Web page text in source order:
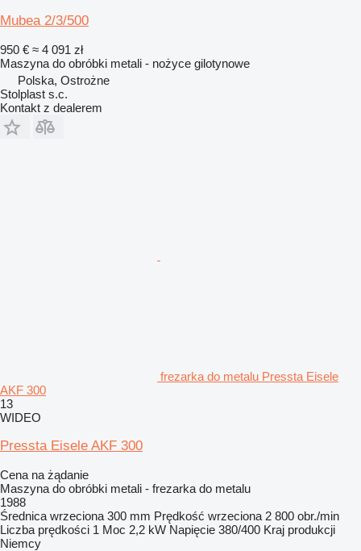
Mubea 2/3/500
950 € ≈ 4 091 zł
Maszyna do obróbki metali - nożyce gilotynowe
Polska, Ostrożne
Stolplast s.c.
Kontakt z dealerem
frezarka do metalu Pressta Eisele
AKF 300
13
WIDEO
Pressta Eisele AKF 300
Cena na żądanie
Maszyna do obróbki metali - frezarka do metalu
1988
Średnica wrzeciona 300 mm Prędkość wrzeciona 2 800 obr./min
Liczba prędkości 1 Moc 2,2 kW Napięcie 380/400 Kraj produkcji
Niemcy